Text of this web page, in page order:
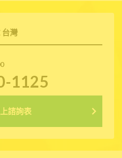
台灣
1125
諮詢表